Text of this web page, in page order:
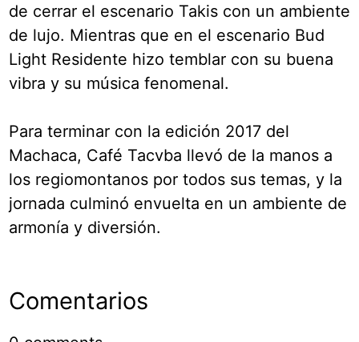
de cerrar el escenario Takis con un ambiente
de lujo. Mientras que en el escenario Bud
Light Residente hizo temblar con su buena
vibra y su música fenomenal.
Para terminar con la edición 2017 del
Machaca, Café Tacvba llevó de la manos a
los regiomontanos por todos sus temas, y la
jornada culminó envuelta en un ambiente de
armonía y diversión.
Comentarios